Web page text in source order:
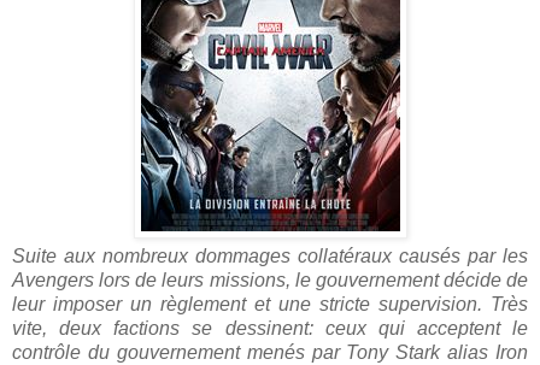
Suite aux nombreux dommages collatéraux causés par les
Avengers lors de leurs missions, le gouvernement décide de
leur imposer un règlement et une stricte supervision. Très
vite, deux factions se dessinent: ceux qui acceptent le
contrôle du gouvernement menés par Tony Stark alias Iron